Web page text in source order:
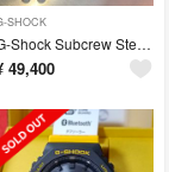
SHOCK
G-Shock Subcrew Steve Caballerカシオコラボ
49,400